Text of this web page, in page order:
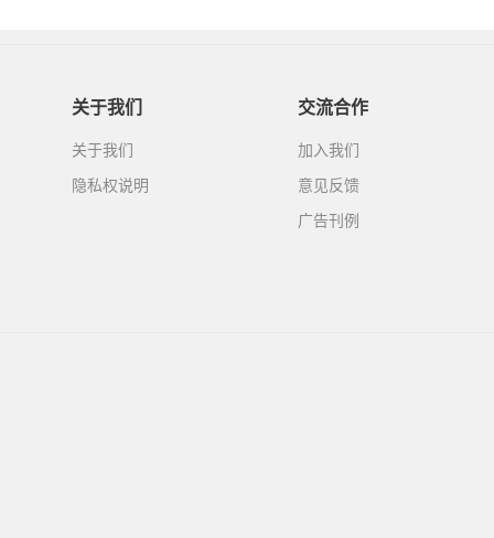
关于我们
关于我们
隐私权说明
交流合作
加入我们
意见反馈
广告刊例